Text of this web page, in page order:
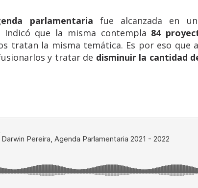
parlamentaria fue alcanzada en
Indicó que la misma contempla 84
tratan la misma temática. Es por eso que
y tratar de disminuir la cantidad